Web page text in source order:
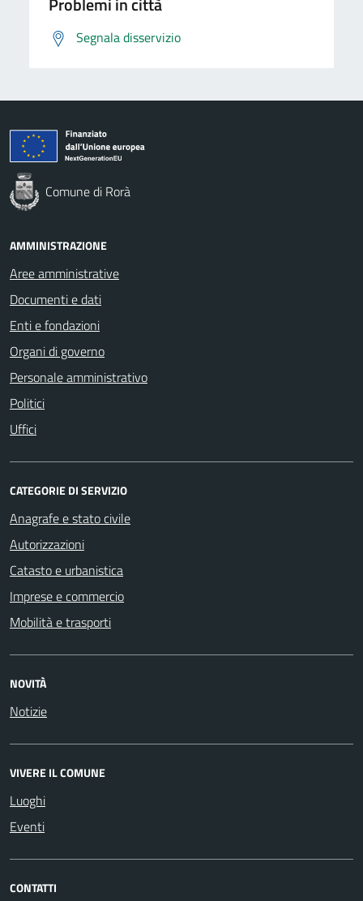
Segnala disservizio
Comune di Rorà
AMMINISTRAZIONE
Aree amministrative
Documenti e dati
Enti e fondazioni
Organi di governo
Personale amministrativo
Politici
Uffici
CATEGORIE DI SERVIZIO
Anagrafe e stato civile
Autorizzazioni
Catasto e urbanistica
Imprese e commercio
Mobilità e trasporti
NOVITÀ
Notizie
VIVERE IL COMUNE
Luoghi
Eventi
CONTATTI